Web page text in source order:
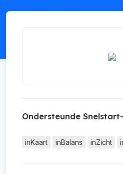
Ondersteunde
inKaart inBalans inZicht